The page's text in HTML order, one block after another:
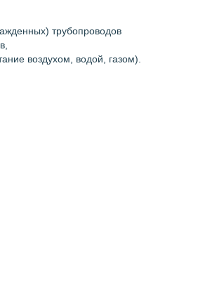
трубопроводов
воздухом, водой, газом).